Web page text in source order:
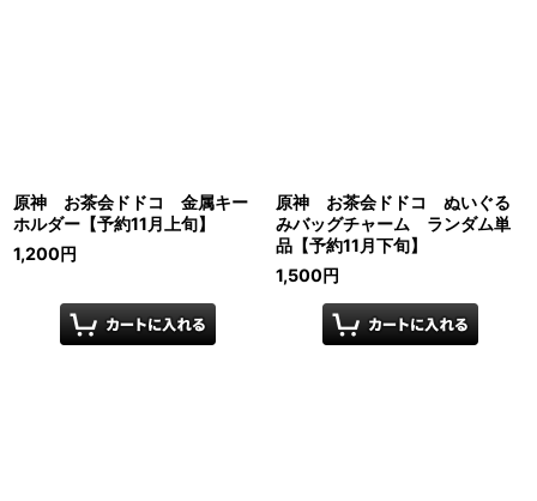
原神 お茶会ドドコ 金属キー
ホルダー【予約11月上旬】
1,200円
原神 お茶会ドドコ ぬいぐる
みバッグチャーム ランダム単
品【予約11月下旬】
1,500円